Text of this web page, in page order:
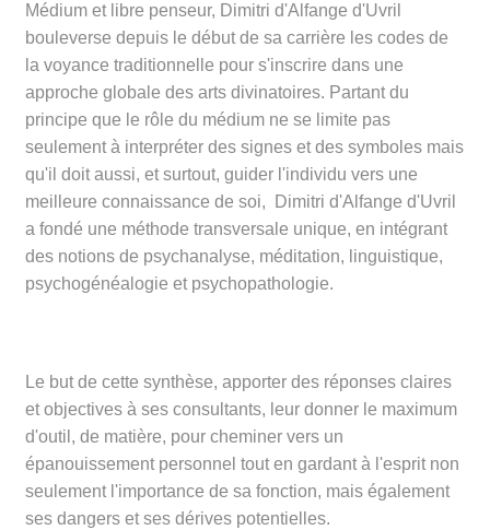
Médium et libre penseur, Dimitri d'Alfange d'Uvril
bouleverse depuis le début de sa carrière les codes de
la voyance traditionnelle pour s'inscrire dans une
approche globale des arts divinatoires. Partant du
principe que le rôle du médium ne se limite pas
seulement à interpréter des signes et des symboles mais
qu'il doit aussi, et surtout, guider l'individu vers une
meilleure connaissance de soi, Dimitri d'Alfange d'Uvril
a fondé une méthode transversale unique, en intégrant
des notions de psychanalyse, méditation, linguistique,
psychogénéalogie et psychopathologie.
Le but de cette synthèse, apporter des réponses claires
et objectives à ses consultants, leur donner le maximum
d'outil, de matière, pour cheminer vers un
épanouissement personnel tout en gardant à l'esprit non
seulement l'importance de sa fonction, mais également
ses dangers et ses dérives potentielles.